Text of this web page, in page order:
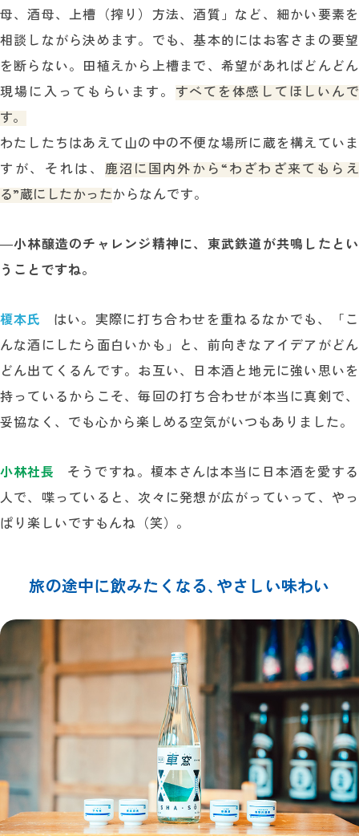
母、酒母、上槽（搾り）方法、酒質」など、細かい要素を
相談しながら決めます。でも、基本的にはお客さまの要望
を断らない。田植えから上槽まで、希望があればどんどん
現場に入ってもらいます。 すべてを体感してほしいんで
す。
わたしたちはあえて山の中の不便な場所に蔵を構えていま
すが、それは、 鹿沼に国内外から“わざわざ来てもらえ
る”蔵にしたかったからなんです。
―小林醸造のチャレンジ精神に、東武鉄道が共鳴したとい
うことですね。
榎本氏 はい。実際に打ち合わせを重ねるなかでも、「こ
んな酒にしたら面白いかも」と、前向きなアイデアがどん
どん出てくるんです。お互い、日本酒と地元に強い思いを
持っているからこそ、毎回の打ち合わせが本当に真剣で、
妥協なく、でも心から楽しめる空気がいつもありました。
小林社長 そうですね。榎本さんは本当に日本酒を愛する
人で、喋っていると、次々に発想が広がっていって、やっ
ぱり楽しいですもんね（笑）。
旅の途中に飲みたくなる､ やさしい味わい